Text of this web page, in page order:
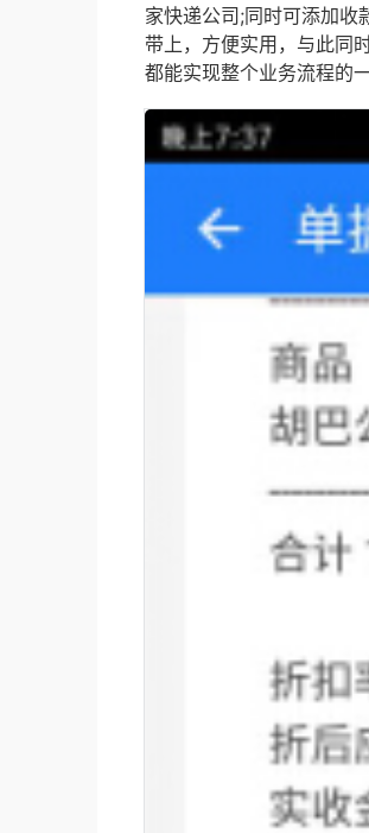
家快递公司;同时可添加收
带上，方便实用，与此同
都能实现整个业务流程的一